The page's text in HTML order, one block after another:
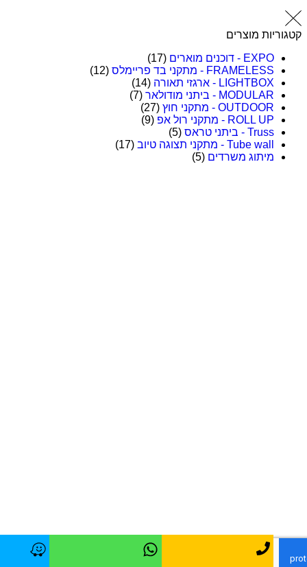
מוצרים
EXPO - דוכנים מוארים
(17)
FRAMELESS - מתקני בד פריימלס
(12)
LIGHTBOX - ארגזי תאורה
(14)
MODULAR - ביתני מודולאר
(7)
OUTDOOR - מתקני חוץ
(27)
ROLL UP - מתקני רול אפ
(9)
Truss - ביתני טראס
(5)
Tube wall - מתקני תצוגה טיוב
(17)
מיתוג משרדים (5)